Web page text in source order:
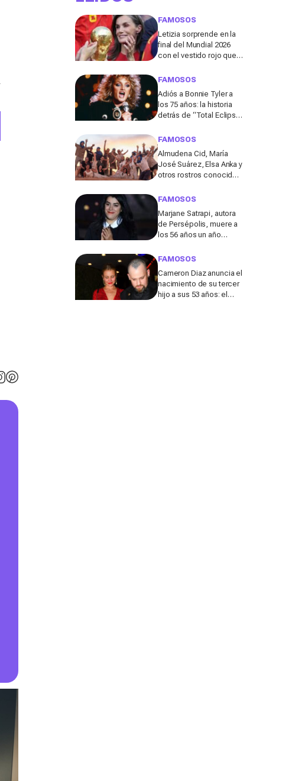
FAMOSOS
Letizia sorprende en la
final del Mundial 2026
con el vestido rojo que
de los 50
FAMOSOS
Adiós a Bonnie Tyler a
los 75 años: la historia
detrás de “Total Eclipse
que la hizo eterna
FAMOSOS
Almudena Cid, María
José Suárez, Elsa Anka y
otros rostros conocidos
segunda edición de
Desierto'
FAMOSOS
Marjane Satrapi, autora
de Persépolis, muere a
los 56 años un año
de su marido
FAMOSOS
Cameron Diaz anuncia el
nacimiento de su tercer
hijo a sus 53 años: el